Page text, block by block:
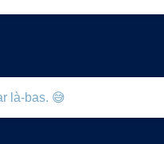
là-bas. 😅